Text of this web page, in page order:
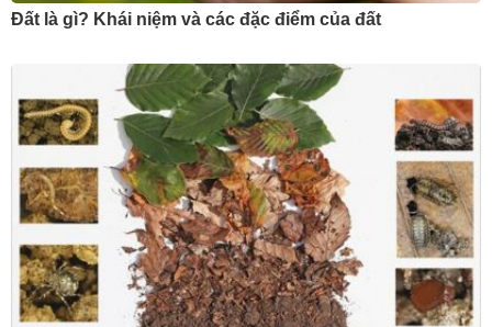
Đất là gì? Khái niệm và các đặc điểm của đất